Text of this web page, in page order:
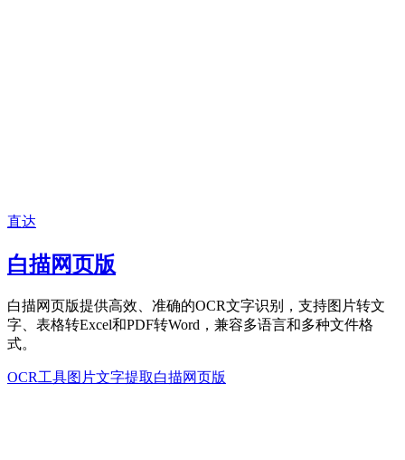
直达
白描网页版
白描网页版提供高效、准确的OCR文字识别，支持图片转文
字、表格转Excel和PDF转Word，兼容多语言和多种文件格
式。
OCR工具图片文字提取白描网页版